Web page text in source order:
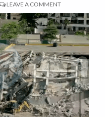
LEAVE A COMMENT